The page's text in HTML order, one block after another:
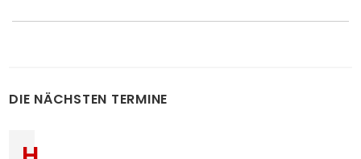
DIE NÄCHSTEN TERMINE